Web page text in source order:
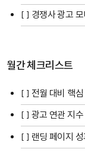
[ ] 경쟁사 광고 모
월간 체크리스트
[ ] 전월 대비 핵
[ ] 광고 연관 지
[ ] 랜딩 페이지